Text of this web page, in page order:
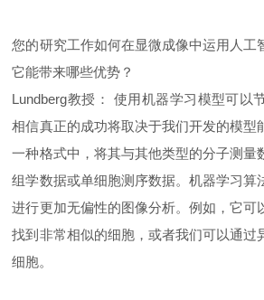
您的研究工作如何在显微成像中运用人工
它能带来哪些优势？
Lundberg教授： 使用机器学习模型可以
相信真正的成功将取决于我们开发的模型
一种格式中，将其与其他类型的分子测量
组学数据或单细胞测序数据。机器学习算
进行更加无偏性的图像分析。例如，它可
找到非常相似的细胞，或者我们可以通过
细胞。